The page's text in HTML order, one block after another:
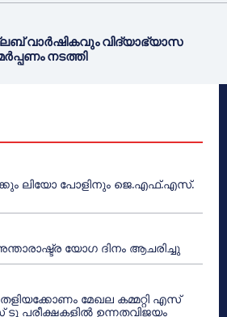
വാർഷികവും വിദ്യാഭ്യാസ
നടത്തി
ലിയോ പോളിനും ജെ.എഫ്.എസ്.
യോഗ ദിനം ആചരിച്ചു
മേഖല കമ്മറ്റി എസ്
ഉന്നതവിജയം